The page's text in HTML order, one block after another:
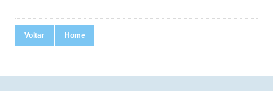
Voltar Home